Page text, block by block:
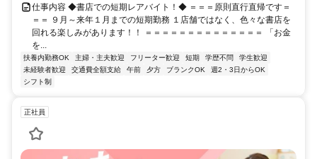
仕事内容 ◆書店での短期レアバイト！◆ ＝＝＝原則直行直帰です＝
＝＝ ９月～来年１月までの短期勤務 １店舗ではなく、色々な書店を
回れる楽しみがあります！！ ＝＝＝＝＝＝＝＝＝＝＝＝＝＝ 「お金
を...
扶養内勤務OK 主婦・主夫歓迎 フリーター歓迎 短期 学歴不問
学生歓迎
未経験者歓迎
交通費全額支給 午前 夕方 ブランクOK
週2・3日からOK
シフト制
正社員